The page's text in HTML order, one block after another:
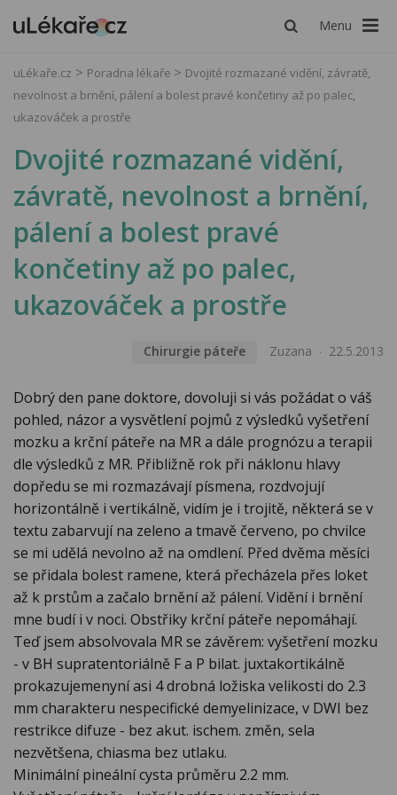
Menu
uLékaře.cz Poradna lékaře
Dvojité rozmazané vidění, závratě,
nevolnost a brnění, pálení a bolest pravé končetiny až po palec,
ukazováček a prostře
Dvojité rozmazané vidění,
závratě, nevolnost a brnění,
pálení a bolest pravé
končetiny až po palec,
ukazováček a prostře
Chirurgie páteře Zuzana 22.5.2013
Dobrý den pane doktore, dovoluji si vás požádat o váš
pohled, názor a vysvětlení pojmů z výsledků vyšetření
mozku a krční páteře na MR a dále prognózu a terapii
dle výsledků z MR. Přibližně rok při náklonu hlavy
dopředu se mi rozmazávají písmena, rozdvojují
horizontálně i vertikálně, vidím je i trojitě, některá se v
textu zabarvují na zeleno a tmavě červeno, po chvilce
se mi udělá nevolno až na omdlení. Před dvěma měsíci
se přidala bolest ramene, která přecházela přes loket
až k prstům a začalo brnění až pálení. Vidění i brnění
mne budí i v noci. Obstřiky krční páteře nepomáhají.
Teď jsem absolvovala MR se závěrem: vyšetření mozku
- v BH supratentoriálně F a P bilat. juxtakortikálně
prokazujemenyní asi 4 drobná ložiska velikosti do 2.3
mm charakteru nespecifické demyelinizace, v DWI bez
restrikce difuze - bez akut. ischem. změn, sela
nezvětšena, chiasma bez utlaku.
Minimální pineální cysta průměru 2.2 mm.